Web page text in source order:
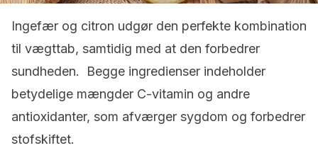
Ingefær og citron udgør den perfekte kombination
til vægttab, samtidig med at den forbedrer
sundheden. Begge ingredienser indeholder
betydelige mængder C-vitamin og andre
antioxidanter, som afværger sygdom og forbedrer
stofskiftet.